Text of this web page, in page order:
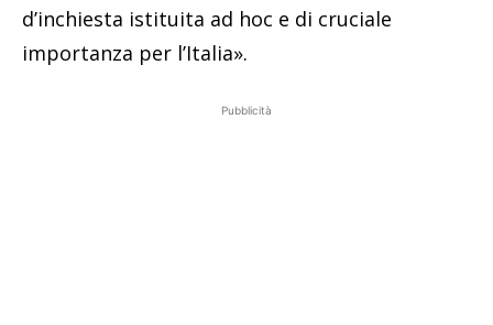
d’inchiesta istituita ad hoc e di cruciale
importanza per l’Italia».
Pubblicità